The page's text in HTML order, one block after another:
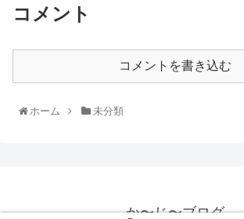
コメント
コメントを書き込む
ホーム 未分類
か〜じ〜ブログ